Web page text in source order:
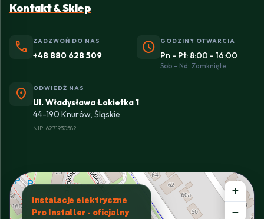
Kontakt & Sklep
phone ZADZWOŃ DO NAS
+48 880 628 509 schedule GODZINY OTWARCIA
Pn - Pt: 8:00 - 16:00
Sob - Nd: Zamknięte
location_on ODWIEDŹ NAS
Ul. Władysława Łokietka 1
44-190 Knurów, Śląskie
NIP: 6271930582
Instalacje elektryczne
Pro Installer - oficjalny
+
−